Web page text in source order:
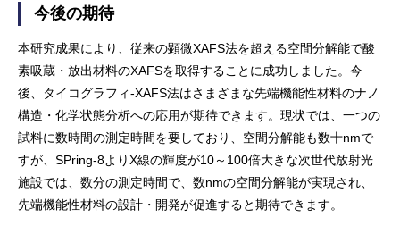
今後の期待
本研究成果により、従来の顕微XAFS法を超える空間分解能で酸
素吸蔵・放出材料のXAFSを取得することに成功しました。今
後、タイコグラフィ-XAFS法はさまざまな先端機能性材料のナノ
構造・化学状態分析への応用が期待できます。現状では、一つの
試料に数時間の測定時間を要しており、空間分解能も数十nmで
すが、SPring-8よりX線の輝度が10～100倍大きな次世代放射光
施設では、数分の測定時間で、数nmの空間分解能が実現され、
先端機能性材料の設計・開発が促進すると期待できます。